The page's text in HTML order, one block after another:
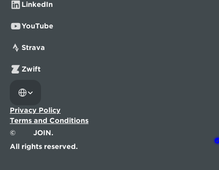
LinkedIn
YouTube
Strava
Zwift
©
JOIN.
All rights reserved.
Privacy Policy
Terms and Conditions